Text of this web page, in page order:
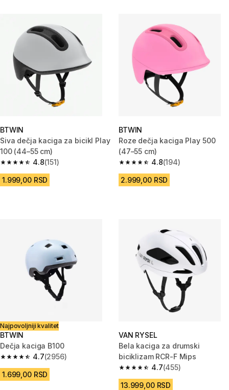
BTWIN
Siva dečja kaciga za bicikl Play
100 (44–55 cm)
4.8
4.8 od 5 zvezdica from 151 Recenzije
(151)
1.999,00 RSD
BTWIN
Roze dečja kaciga Play 500
(47–55 cm)
4.8
4.8 od 5 zvezdica from 194
(194)
2.999,00 RSD
Najpovoljniji kvalitet
BTWIN
Dečja kaciga B100
4.7
4.7 od 5 zvezdica from 2956 Recenzije
(2956)
1.699,00 RSD
VAN RYSEL
Bela kaciga za drumski
biciklizam RCR-F Mips
4.7
4.7 od 5 zvezdica from 455
(455)
13.999,00 RSD